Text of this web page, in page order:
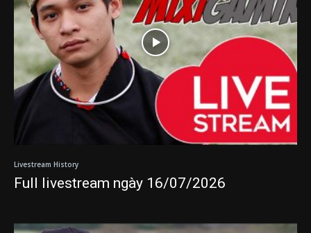
Livestream History
Full livestream ngày 16/07/2026